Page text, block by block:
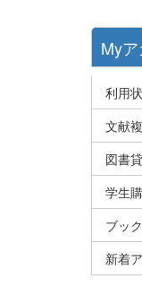
My
利用
文献
図書
学生
ブッ
新着